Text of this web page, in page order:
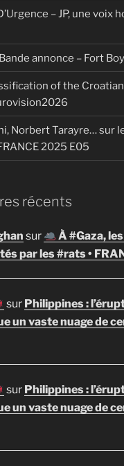
– JP, une voix
Bande annonce – Fort
of the
Norbert Tarayre… sur
2025 E05
récents
sur
À #Gaza,
par les #rats •
sur Philippines :
un vaste nuage de
sur Philippines :
un vaste nuage de